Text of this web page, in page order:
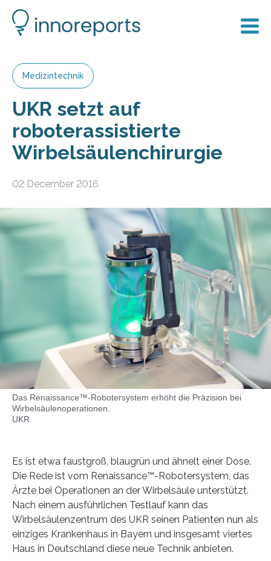
Medizintechnik
UKR setzt auf
roboterassistierte
Wirbelsäulenchirurgie
02 December 2016
Das Renaissance™-Robotersystem erhöht die Präzision bei
Wirbelsäulenoperationen.
UKR
Es ist etwa faustgroß, blaugrün und ähnelt einer Dose.
Die Rede ist vom Renaissance™-Robotersystem, das
Ärzte bei Operationen an der Wirbelsäule unterstützt.
Nach einem ausführlichen Testlauf kann das
Wirbelsäulenzentrum des UKR seinen Patienten nun als
einziges Krankenhaus in Bayern und insgesamt viertes
Haus in Deutschland diese neue Technik anbieten.